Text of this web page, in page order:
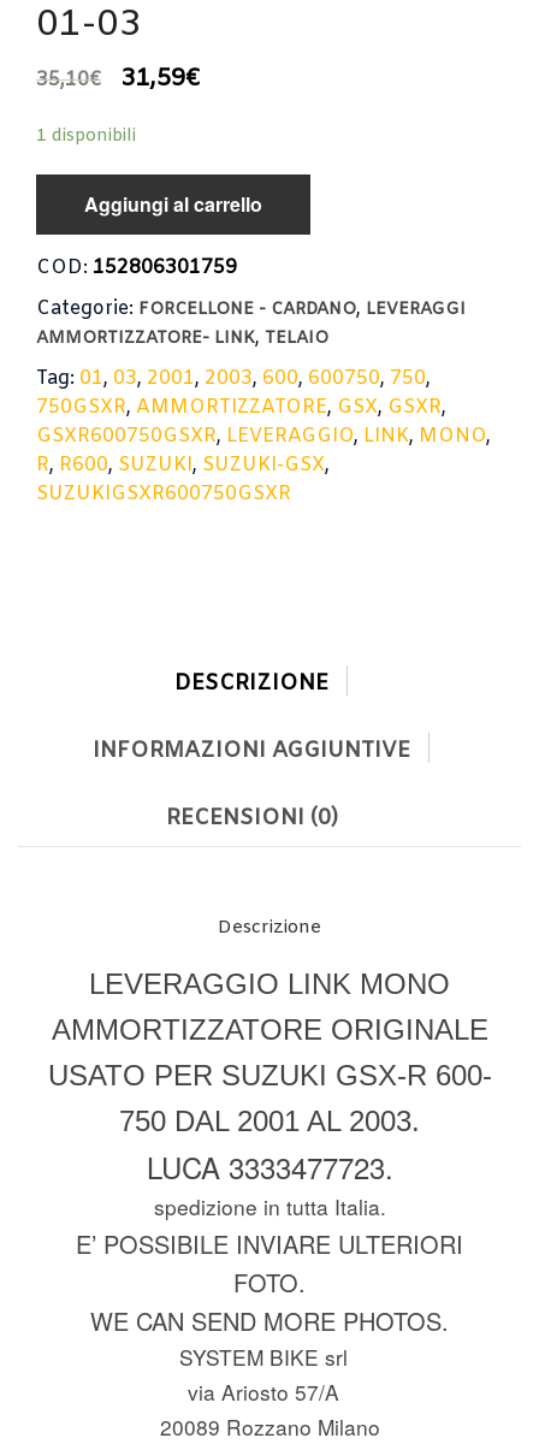
01-03
35,10€ 31,59€
1 disponibili
Aggiungi al carrello
COD: 152806301759
Categorie: FORCELLONE - CARDANO, LEVERAGGI
AMMORTIZZATORE- LINK, TELAIO
Tag: 01, 03, 2001, 2003, 600, 600750, 750,
750GSXR, AMMORTIZZATORE, GSX, GSXR,
GSXR600750GSXR, LEVERAGGIO, LINK, MONO,
R, R600, SUZUKI, SUZUKI-GSX,
SUZUKIGSXR600750GSXR
DESCRIZIONE
INFORMAZIONI AGGIUNTIVE
RECENSIONI (0)
Descrizione
LEVERAGGIO LINK MONO
AMMORTIZZATORE ORIGINALE
USATO PER SUZUKI GSX-R 600-
750 DAL 2001 AL 2003.
LUCA 3333477723.
spedizione in tutta Italia.
E’ POSSIBILE INVIARE ULTERIORI
FOTO.
WE CAN SEND MORE PHOTOS.
SYSTEM BIKE srl
via Ariosto 57/A
20089 Rozzano Milano